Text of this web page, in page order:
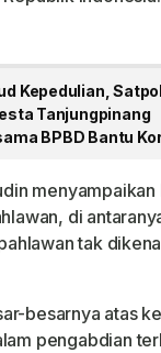
Kepedulian,
Tanjungpinang
BPBD Bantu
di
tak
besarnya atas
pengabdian